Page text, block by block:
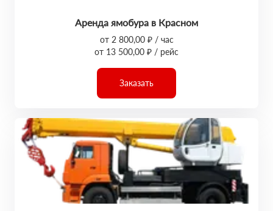
Аренда ямобура в Красном
от 2 800,00 ₽ / час
от 13 500,00 ₽ / рейс
Заказать